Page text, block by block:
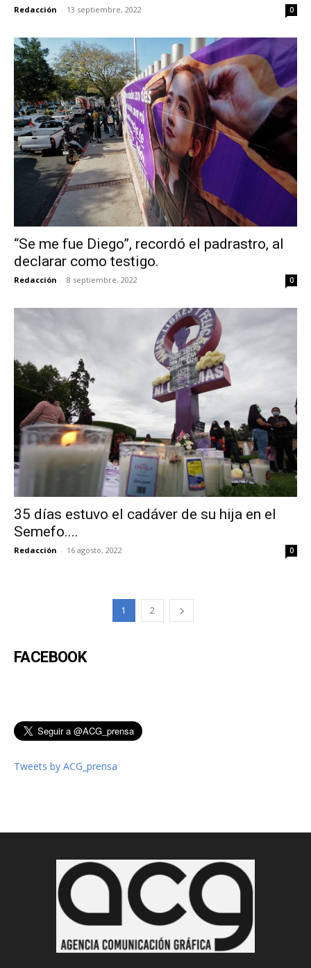
Redacción - 13 septiembre, 2022 0
“Se me fue Diego”, recordó el padrastro, al
declarar como testigo.
Redacción - 8 septiembre, 2022 0
35 días estuvo el cadáver de su hija en el
Semefo....
Redacción - 16 agosto, 2022 0
1 2
FACEBOOK
Tweets by ACG_prensa